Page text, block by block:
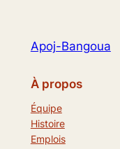
Apoj-Bangoua
À propos
Équipe
Histoire
Emplois